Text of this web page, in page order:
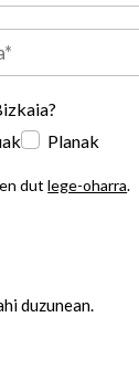
Planak
dutlege-oharra.
duzunean.